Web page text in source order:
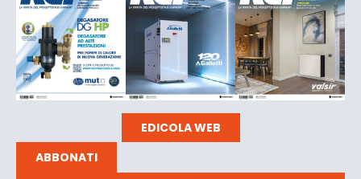
EDICOLA WEB
ABBONATI